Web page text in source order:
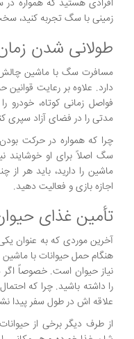
افرادی هستید که همواره
زمینی با سگ تجربه کنید،
طولانی شدن
مسافرت سگ با ماشین
دارد. علاوه بر رعایت
فواصل زمانی کوتاه،
مدتی را در فضای آزاد سپری
چرا که همواره در حرکت
سگ اصلاً برای او خوشایند
ماشین را دارید، باید هر
اجازه بازی و فعالیت دهید.
تأمین غذای
آخرین موردی که به عنوان
هنگام حمل حیوانات با ماشین
نیاز حیوان است. خصوصاً
را داشته باشید. چرا که
علاقه اش در طول سفر پیدا
از طرف دیگر برخی از